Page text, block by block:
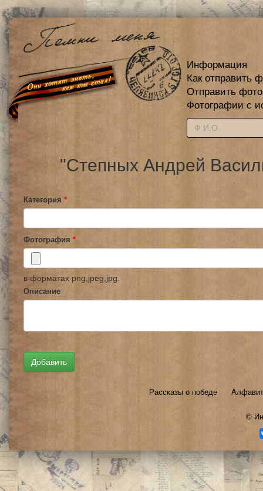
Информация
Как отправить
Отправить
Фотографии с
"Степных Андрей
Категория *
Фотография *
в форматах png,jpeg,jpg.
Описание
Рассказы о победе
©